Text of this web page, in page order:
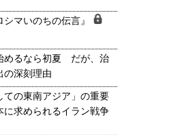
マいのちの伝言』
めるなら初夏 だが、治
の深刻理由
ての東南アジア」の重要
求められるイラン戦争